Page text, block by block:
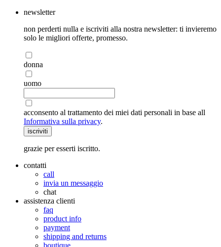
newsletter
non perderti nulla e iscriviti alla nostra newsletter: ti invieremo
solo le migliori offerte, promesso.
donna
uomo
acconsento al trattamento dei miei dati personali in base all
Informativa sulla privacy.
iscriviti
grazie per esserti iscritto.
contatti
call
invia un messaggio
chat
assistenza clienti
faq
product info
payment
shipping and returns
boutique